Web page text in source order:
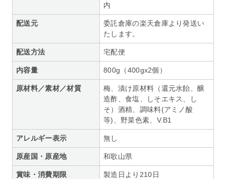
内
配送元
委託倉庫の楽天倉庫より発送い
たします。
配送方法 宅配便
内容量 800g（400gx2個）
原材料／素材／材質
梅、漬け原材料（還元水飴、醸
造酢、食塩、しそエキス、し
そ）酒精、調味料(アミノ酸
等)、野菜色素、V.B1
アレルギー表示 無し
原産国・原産地 和歌山県
賞味・消費期限 製造日より210日